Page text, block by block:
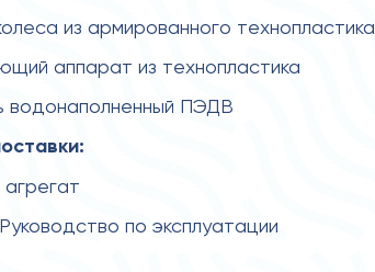
из армированного технопластика
аппарат из технопластика
водонаполненный ПЭДВ
по эксплуатации